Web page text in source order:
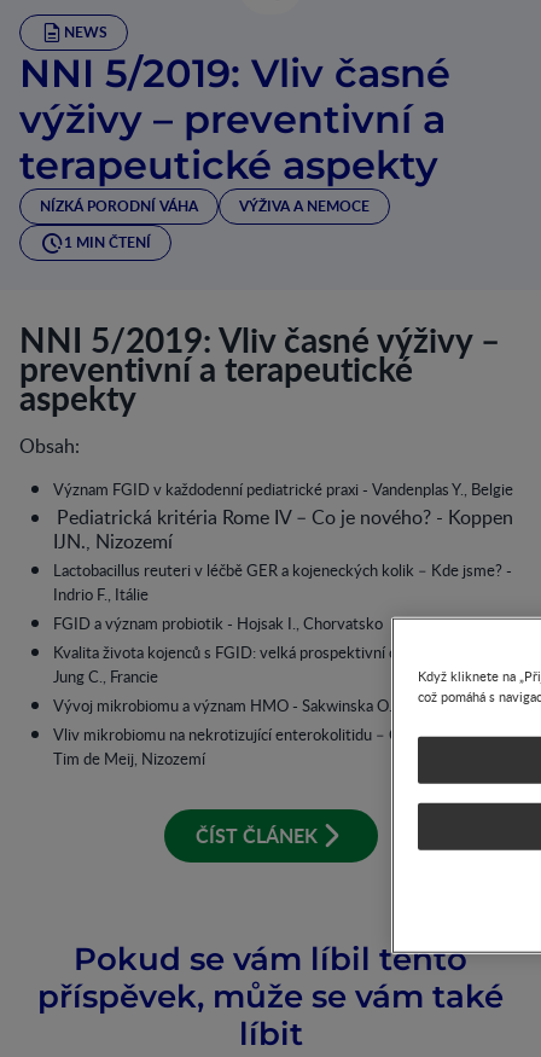
NEWS
NNI 5/2019: Vliv časné
výživy – preventivní a
terapeutické aspekty
NÍZKÁ PORODNÍ VÁHA
VÝŽIVA A NEMOCE
1 MIN ČTENÍ
NNI 5/2019: Vliv časné výživy –
preventivní a terapeutické
aspekty
Obsah:
Význam FGID v každodenní pediatrické praxi - Vandenplas Y., Belgie
Pediatrická kritéria Rome IV – Co je nového? - Koppen
IJN., Nizozemí
Lactobacillus reuteri v léčbě GER a kojeneckých kolik – Kde jsme? -
Indrio F., Itálie
FGID a význam probiotik - Hojsak I., Chorvatsko
Kvalita života kojenců s FGID: velká prospektivní observační studie -
Jung C., Francie
Vývoj mikrobiomu a význam HMO - Sakwinska O., Švýcarsko
Vliv mikrobiomu na nekrotizující enterokolitidu – Co je nového? -
Tim de Meij, Nizozemí
ČÍST ČLÁNEK
Pokud se vám líbil tento
příspěvek, může se vám také
líbit
Když kliknete na
což pomáhá s